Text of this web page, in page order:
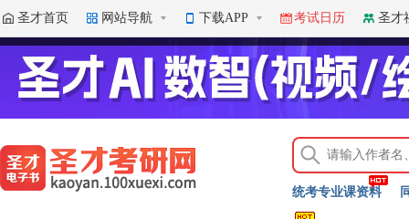
圣才首页 网站导航 下载APP 考试日历 圣才
统考专业课资料
下载APP体验更多精彩内容